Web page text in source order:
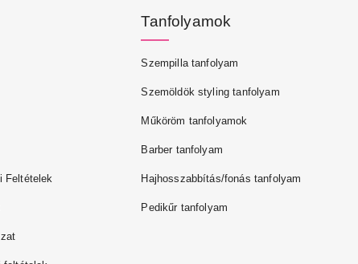
Feltételek
Tanfolyamok
Szempilla tanfolyam
Szemöldök styling tanfolyam
Műköröm tanfolyamok
Barber tanfolyam
Hajhosszabbítás/fonás tanfolyam
Pedikűr tanfolyam